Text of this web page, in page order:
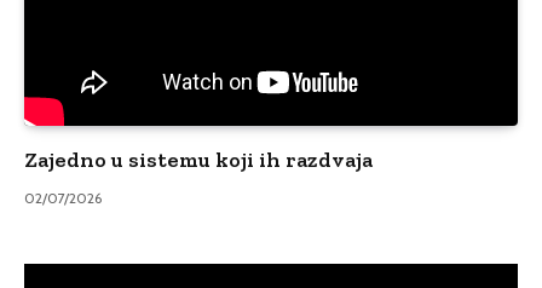
Zajedno u sistemu koji ih razdvaja
02/07/2026